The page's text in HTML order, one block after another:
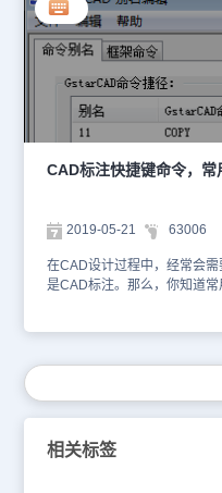
CAD标注快捷键是：JDBZ，
线之间的夹角，请注意按逆时
具体使用步骤如下：首先打开
CAD标注快捷键：JDBZ，按
置：[室内设计]→[尺寸标注]
提示：请选择第一条直线<退
二条直线<退出>: 在任意位置
注意选取直线顺序的不同的
排水CAD软件中CAD标注快
给大家介绍到这里了，相信
软件官网教程专区。
CAD标注快捷键命令，
2019-05-21 63006
在CAD设计过程中，经常会
是CAD标注。那么，你知道
和圆的半径或直径，具有可
位于已标注的圆弧或圆内时
2、CAD角度标注快捷键命令
何对象或三个点之间的角度
建的角度标注。3、CAD坐标
测量与原点（称为基准）的垂
相关标签